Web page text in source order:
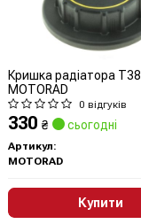
Кришка радіатора T38
MOTORAD
0 відгуків
330 ₴ сьогодні
Артикул:
MOTORAD
Купити